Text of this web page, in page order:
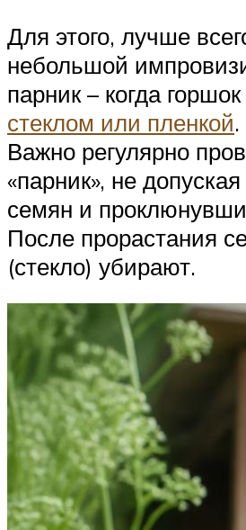
Для этого, лучше
небольшой
парник – когда горшок
стеклом или пленкой.
Важно регулярно
«парник», не
семян и
После прорастания
(стекло) убирают.